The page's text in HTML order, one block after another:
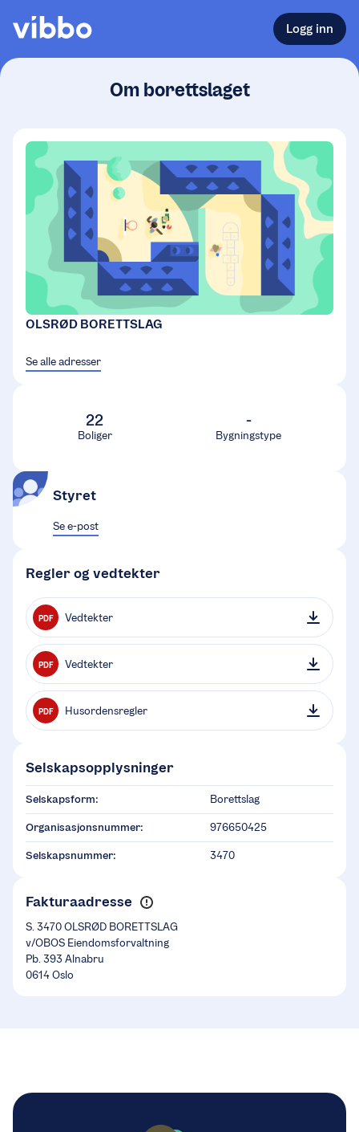
Logg inn
Om borettslaget
OLSRØD BORETTSLAG
Se alle adresser
22
Boliger
-
Bygningstype
Styret
Se e-post
Regler og vedtekter
PDF Vedtekter
PDF Vedtekter
PDF Husordensregler
Selskapsopplysninger
Selskapsform: Borettslag
Organisasjonsnummer: 976650425
Selskapsnummer: 3470
Fakturaadresse
S. 3470 OLSRØD BORETTSLAG
v/OBOS Eiendomsforvaltning
Pb. 393 Alnabru
0614 Oslo